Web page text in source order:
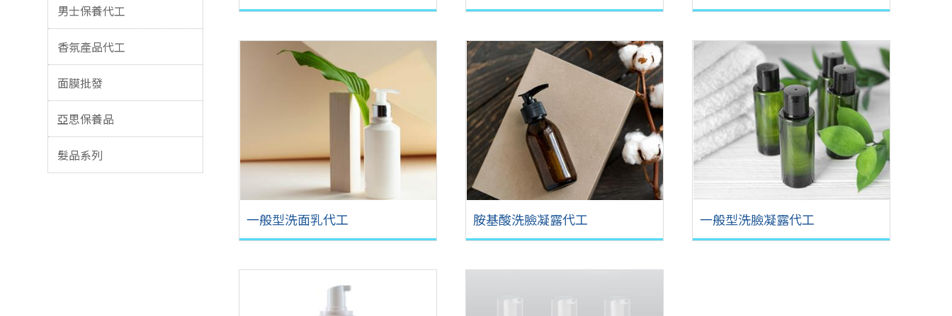
男士保養代工
香氛產品代工
面膜批發
亞思保養品
髮品系列
一般型洗面乳代工 胺基酸洗臉凝露代工 一般型洗臉凝露代工